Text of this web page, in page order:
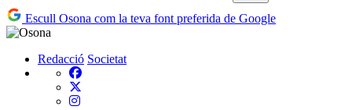
Escull Osona com la teva font preferida de Google
Redacció Societat